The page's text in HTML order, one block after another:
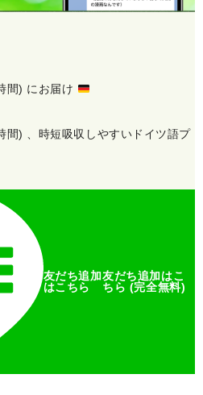
間) にお届け
) 、 時短吸収しやすい ドイツ語プ
友だち追加
はこちら
友だち追加はこ
ちら (完全無料)